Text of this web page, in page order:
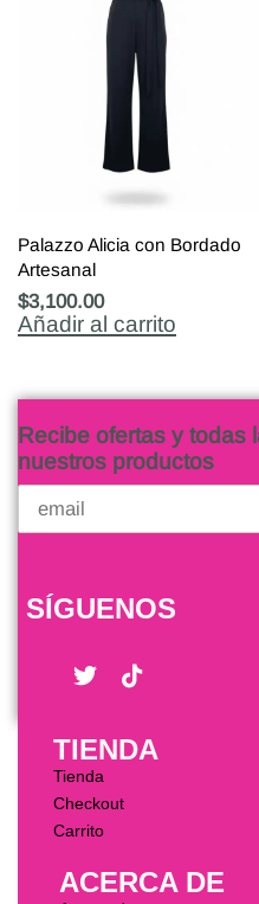
Palazzo Alicia con Bordado
Artesanal
$3,100.00
Añadir al carrito
Recibe ofertas y todas
nuestros productos
SÍGUENOS
TIENDA
Tienda
Checkout
Carrito
ACERCA DE